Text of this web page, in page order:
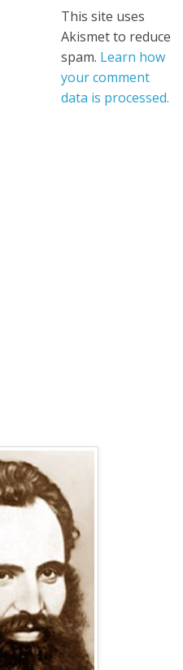
This site uses
Akismet to reduce
spam. Learn how
your comment
data is processed.